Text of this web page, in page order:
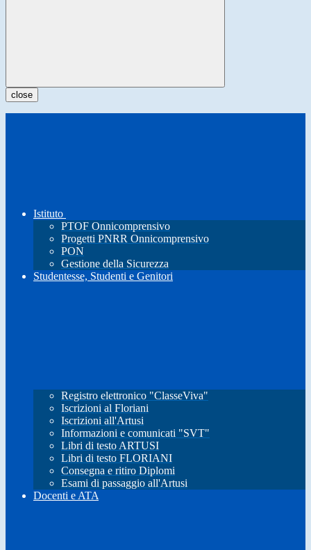
close
Istituto
PTOF Onnicomprensivo
Progetti PNRR Onnicomprensivo
PON
Gestione della Sicurezza
Studentesse, Studenti e Genitori
Registro elettronico "ClasseViva"
Iscrizioni al Floriani
Iscrizioni all'Artusi
Informazioni e comunicati "SVT"
Libri di testo ARTUSI
Libri di testo FLORIANI
Consegna e ritiro Diplomi
Esami di passaggio all'Artusi
Docenti e ATA